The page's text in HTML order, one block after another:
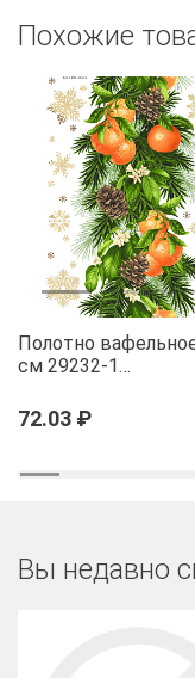
Похожие
Полотно
см 29232-1
Мандариновый
72.03 ₽
Вы недавно